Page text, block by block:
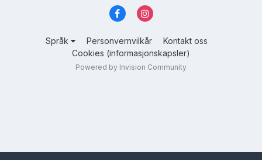
Språk Personvernvilkår
Kontakt oss
Cookies (informasjonskapsler)
Powered by Invision Community